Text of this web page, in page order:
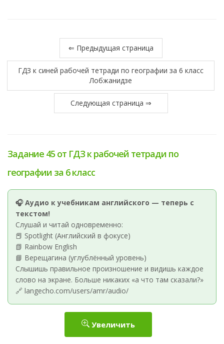
⇐ Предыдущая страница
ГДЗ к синей рабочей тетради по географии за 6 класс
Лобжанидзе
Следующая страница ⇒
Задание 45 от ГДЗ к рабочей тетради по
географии за 6 класс
🎧 Аудио к учебникам английского — теперь с
текстом!
Слушай и читай одновременно:
📕 Spotlight (Английский в фокусе)
📗 Rainbow English
📘 Верещагина (углублённый уровень)
Слышишь правильное произношение и видишь каждое
слово на экране. Больше никаких «а что там сказали?»
🔗 langecho.com/users/amr/audio/
Увеличить